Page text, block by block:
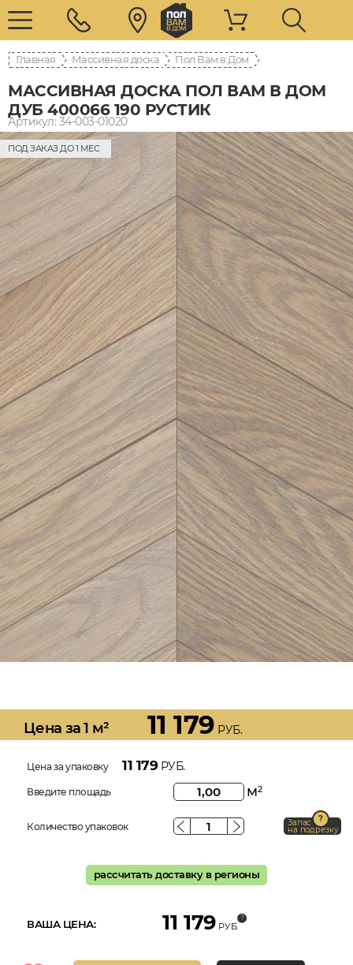
Главная Массивная доска Пол Вам в Дом
МАССИВНАЯ ДОСКА ПОЛ ВАМ В ДОМ
ДУБ 400066 190 РУСТИК
Артикул: 34-003-01020
ПОД ЗАКАЗ ДО 1 МЕС
Цена за 1 м² 11 179 РУБ.
Цена за упаковку 11 179РУБ.
Введите площадь м2
Количество упаковок Запас
на подрезку
рассчитать доставку в регионы
ВАША ЦЕНА: 11 179 РУБ.